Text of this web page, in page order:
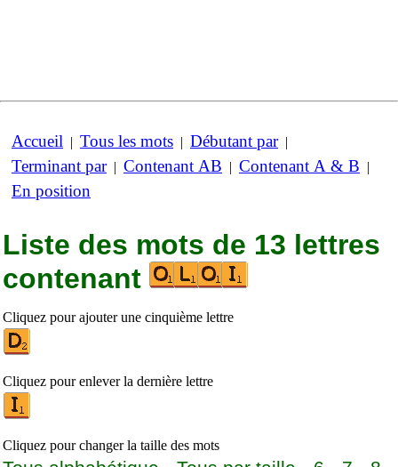
Accueil | Tous les mots | Débutant par|
Terminant par| Contenant AB | Contenant A & B |
En position
Liste des mots de 13 lettres
contenant
Cliquez pour ajouter une cinquième lettre
Cliquez pour enlever la dernière lettre
Cliquez pour changer la taille des mots